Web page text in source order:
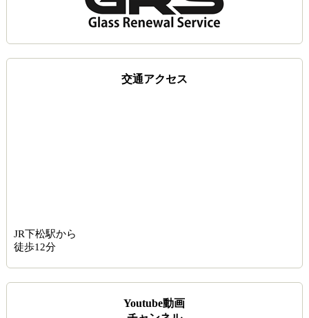
交通アクセス
JR下松駅から
徒歩12分
Youtube動画